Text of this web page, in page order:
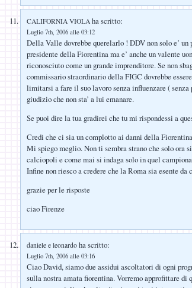
CALIFORNIA VIOLA ha scritto:
Luglio 7th, 2006 alle 03:12
Della Valle dovrebbe querelarlo ! DDV non solo e’ un
presidente della Fiorentina ma e’ anche un valente
riconosciuto come un grande imprenditore. Se non
commissario straordinario della FIGC dovrebbe
limitarsi a fare il suo lavoro senza influenzare ( senza
giudizio che non sta’ a lui emanare.
Se puoi dire la tua gradirei che tu mi rispondessi a
Credi che ci sia un complotto ai danni della
Mi spiego meglio. Non ti sembra strano che solo ora
calciopoli e come mai si indaga solo in quel
Infine non riesco a credere che la Roma sia esente da
grazie per le risposte
ciao Firenze
daniele e leonardo ha scritto:
Luglio 7th, 2006 alle 03:16
Ciao David, siamo due assidui ascoltatori di ogni
sulla nostra amata fiorentina. Vorremo approfittare di